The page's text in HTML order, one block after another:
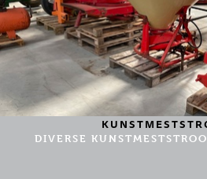
DIVERSE